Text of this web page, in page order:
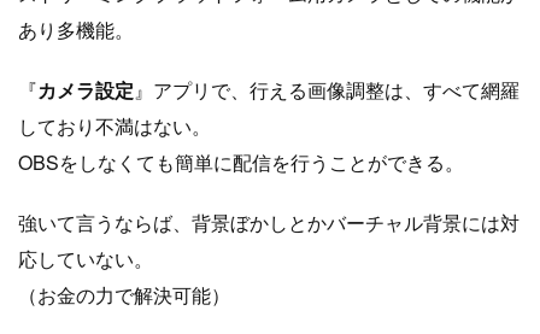
あり多機能。
『カメラ設定』アプリで、行える画像調整は、すべて網羅
しており不満はない。
OBSをしなくても簡単に配信を行うことができる。
強いて言うならば、背景ぼかしとかバーチャル背景には対
応していない。
（お金の力で解決可能）